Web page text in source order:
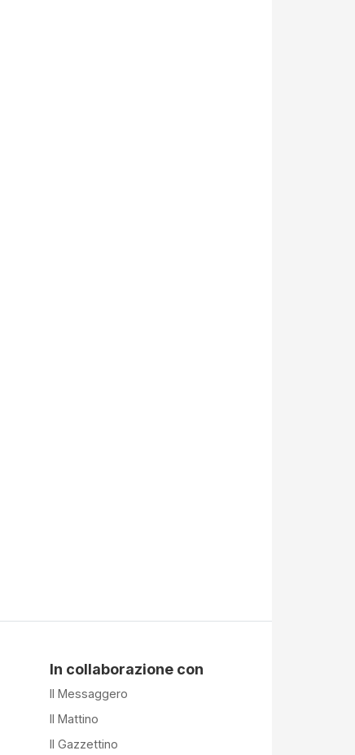
In collaborazione con
Il Messaggero
Il Mattino
Il Gazzettino